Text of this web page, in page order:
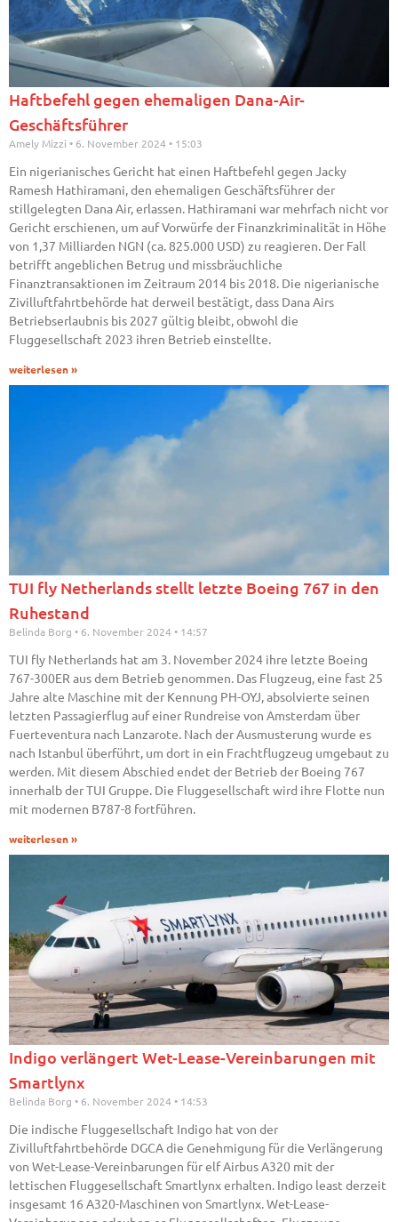
Haftbefehl gegen ehemaligen Dana-Air-
Geschäftsführer
Amely Mizzi 6. November 2024 15:03
Ein nigerianisches Gericht hat einen Haftbefehl gegen Jacky
Ramesh Hathiramani, den ehemaligen Geschäftsführer der
stillgelegten Dana Air, erlassen. Hathiramani war mehrfach nicht vor
Gericht erschienen, um auf Vorwürfe der Finanzkriminalität in Höhe
von 1,37 Milliarden NGN (ca. 825.000 USD) zu reagieren. Der Fall
betrifft angeblichen Betrug und missbräuchliche
Finanztransaktionen im Zeitraum 2014 bis 2018. Die nigerianische
Zivilluftfahrtbehörde hat derweil bestätigt, dass Dana Airs
Betriebserlaubnis bis 2027 gültig bleibt, obwohl die
Fluggesellschaft 2023 ihren Betrieb einstellte.
weiterlesen »
TUI fly Netherlands stellt letzte Boeing 767 in den
Ruhestand
Belinda Borg 6. November 2024 14:57
TUI fly Netherlands hat am 3. November 2024 ihre letzte Boeing
767-300ER aus dem Betrieb genommen. Das Flugzeug, eine fast 25
Jahre alte Maschine mit der Kennung PH-OYJ, absolvierte seinen
letzten Passagierflug auf einer Rundreise von Amsterdam über
Fuerteventura nach Lanzarote. Nach der Ausmusterung wurde es
nach Istanbul überführt, um dort in ein Frachtflugzeug umgebaut zu
werden. Mit diesem Abschied endet der Betrieb der Boeing 767
innerhalb der TUI Gruppe. Die Fluggesellschaft wird ihre Flotte nun
mit modernen B787-8 fortführen.
weiterlesen »
Indigo verlängert Wet-Lease-Vereinbarungen mit
Smartlynx
Belinda Borg 6. November 2024 14:53
Die indische Fluggesellschaft Indigo hat von der
Zivilluftfahrtbehörde DGCA die Genehmigung für die Verlängerung
von Wet-Lease-Vereinbarungen für elf Airbus A320 mit der
lettischen Fluggesellschaft Smartlynx erhalten. Indigo least derzeit
insgesamt 16 A320-Maschinen von Smartlynx. Wet-Lease-